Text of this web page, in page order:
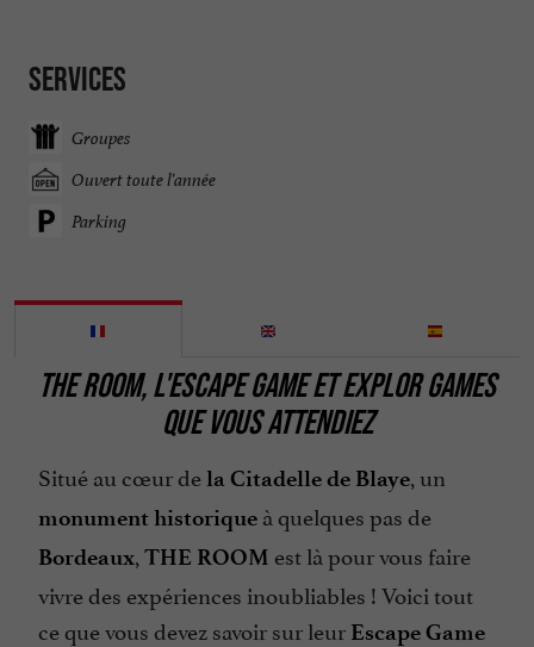
Services
Groupes
Ouvert toute l'année
Parking
THE ROOM, L'ESCAPE GAME ET EXPLOR GAMES
QUE VOUS ATTENDIEZ
Situé au cœur dela Citadelle de Blaye, un
monument historique à quelques pas de
Bordeaux, THE ROOM est là pour vous faire
vivre des expériences inoubliables ! Voici tout
ce que vous devez savoir sur leur Escape Game